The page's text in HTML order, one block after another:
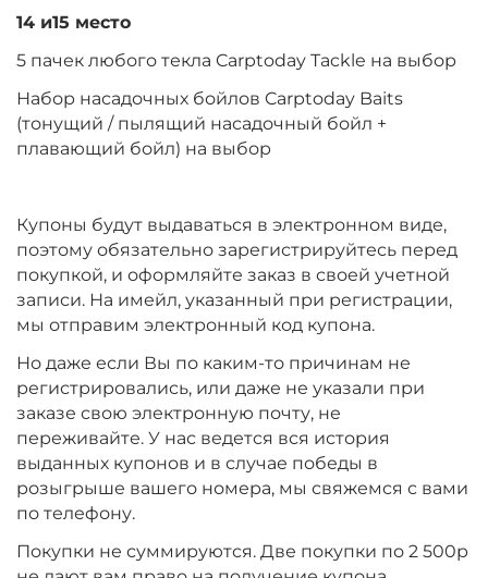
14 и15 место
5 пачек любого текла Carptoday Tackle на выбор
Набор насадочных бойлов Carptoday Baits
(тонущий / пылящий насадочный бойл +
плавающий бойл) на выбор
Купоны будут выдаваться в электронном виде,
поэтому обязательно зарегистрируйтесь перед
покупкой, и оформляйте заказ в своей учетной
записи. На имейл, указанный при регистрации,
мы отправим электронный код купона.
Но даже если Вы по каким-то причинам не
регистрировались, или даже не указали при
заказе свою электронную почту, не
переживайте. У нас ведется вся история
выданных купонов и в случае победы в
розыгрыше вашего номера, мы свяжемся с вами
по телефону.
Покупки не суммируются. Две покупки по 2 500р